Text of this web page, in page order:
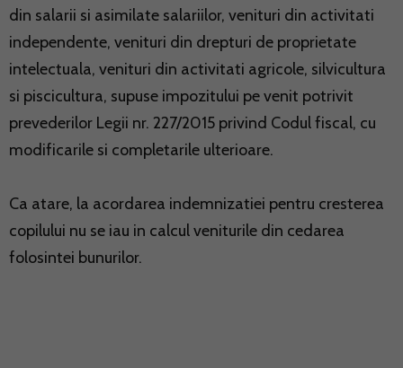
din salarii si asimilate salariilor, venituri din activitati
independente, venituri din drepturi de proprietate
intelectuala, venituri din activitati agricole, silvicultura
si piscicultura, supuse impozitului pe venit potrivit
prevederilor Legii nr. 227/2015 privind Codul fiscal, cu
modificarile si completarile ulterioare.
Ca atare, la acordarea indemnizatiei pentru cresterea
copilului nu se iau in calcul veniturile din cedarea
folosintei bunurilor.